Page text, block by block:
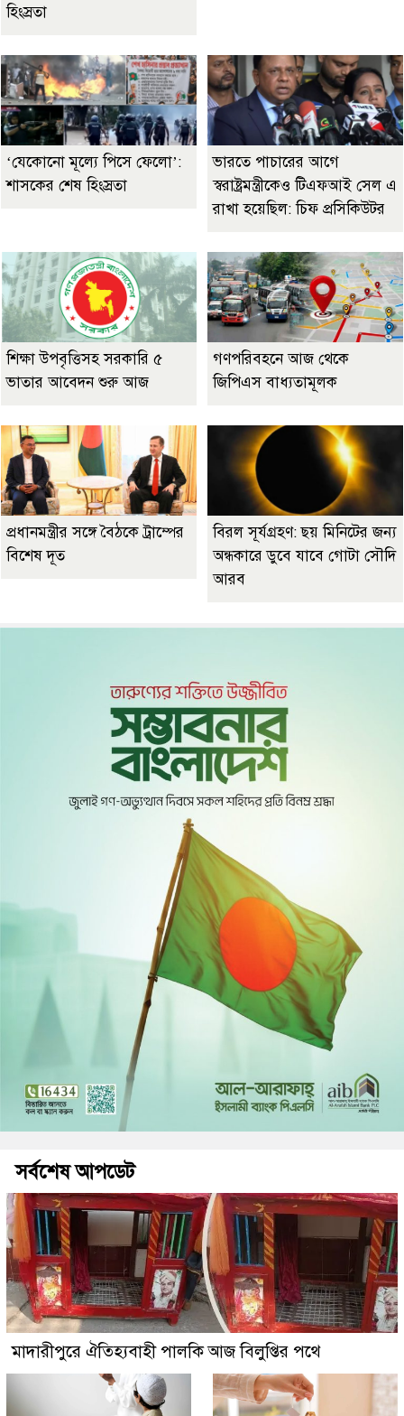
হিংস্রতা
‘যেকোনো মূল্যে পিসে ফেলো’:
শাসকের শেষ হিংস্রতা
ভারতে পাচারের আগে
স্বরাষ্ট্রমন্ত্রীকেও টিএফআই সেল এ
রাখা হয়েছিল: চিফ প্রসিকিউটর
শিক্ষা উপবৃত্তিসহ সরকারি ৫
ভাতার আবেদন শুরু আজ
গণপরিবহনে আজ থেকে
জিপিএস বাধ্যতামূলক
প্রধানমন্ত্রীর সঙ্গে বৈঠকে ট্রাম্পের
বিশেষ দূত
বিরল সূর্যগ্রহণ: ছয় মিনিটের জন্য
অন্ধকারে ডুবে যাবে গোটা সৌদি
আরব
সর্বশেষ আপডেট
মাদারীপুরে ঐতিহ্যবাহী পালকি আজ বিলুপ্তির পথে